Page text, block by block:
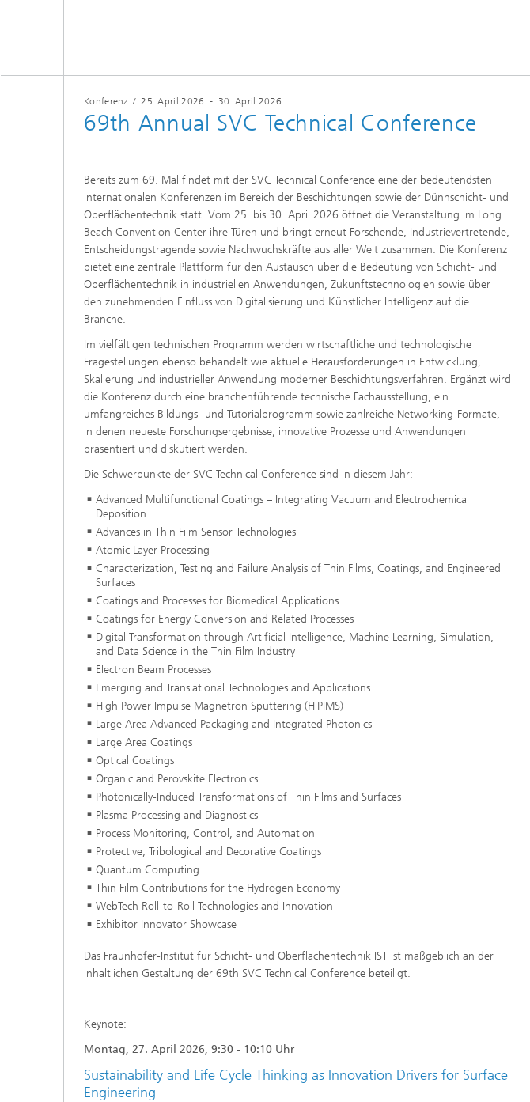
Konferenz /25. April 2026 - 30. April 2026
69th Annual SVC Technical Conference
Bereits zum 69. Mal findet mit der SVC Technical Conference eine der bedeutendsten
internationalen Konferenzen im Bereich der Beschichtungen sowie der Dünnschicht- und
Oberflächentechnik statt. Vom 25. bis 30. April 2026 öffnet die Veranstaltung im Long
Beach Convention Center ihre Türen und bringt erneut Forschende, Industrievertretende,
Entscheidungstragende sowie Nachwuchskräfte aus aller Welt zusammen. Die Konferenz
bietet eine zentrale Plattform für den Austausch über die Bedeutung von Schicht- und
Oberflächentechnik in industriellen Anwendungen, Zukunftstechnologien sowie über
den zunehmenden Einfluss von Digitalisierung und Künstlicher Intelligenz auf die
Branche.
Im vielfältigen technischen Programm werden wirtschaftliche und technologische
Fragestellungen ebenso behandelt wie aktuelle Herausforderungen in Entwicklung,
Skalierung und industrieller Anwendung moderner Beschichtungsverfahren. Ergänzt wird
die Konferenz durch eine branchenführende technische Fachausstellung, ein
umfangreiches Bildungs- und Tutorialprogramm sowie zahlreiche Networking-Formate,
in denen neueste Forschungsergebnisse, innovative Prozesse und Anwendungen
präsentiert und diskutiert werden.
Die Schwerpunkte der SVC Technical Conference sind in diesem Jahr:
Advanced Multifunctional Coatings – Integrating Vacuum and Electrochemical
Deposition
Advances in Thin Film Sensor Technologies
Atomic Layer Processing
Characterization, Testing and Failure Analysis of Thin Films, Coatings, and Engineered
Surfaces
Coatings and Processes for Biomedical Applications
Coatings for Energy Conversion and Related Processes
Digital Transformation through Artificial Intelligence, Machine Learning, Simulation,
and Data Science in the Thin Film Industry
Electron Beam Processes
Emerging and Translational Technologies and Applications
High Power Impulse Magnetron Sputtering (HiPIMS)
Large Area Advanced Packaging and Integrated Photonics
Large Area Coatings
Optical Coatings
Organic and Perovskite Electronics
Photonically-Induced Transformations of Thin Films and Surfaces
Plasma Processing and Diagnostics
Process Monitoring, Control, and Automation
Protective, Tribological and Decorative Coatings
Quantum Computing
Thin Film Contributions for the Hydrogen Economy
WebTech Roll-to-Roll Technologies and Innovation
Exhibitor Innovator Showcase
Das Fraunhofer-Institut für Schicht- und Oberflächentechnik IST ist maßgeblich an der
inhaltlichen Gestaltung der 69th SVC Technical Conference beteiligt.
Keynote:
Montag, 27. April 2026, 9:30 - 10:10 Uhr
Sustainability and Life Cycle Thinking as Innovation Drivers for Surface
Engineering